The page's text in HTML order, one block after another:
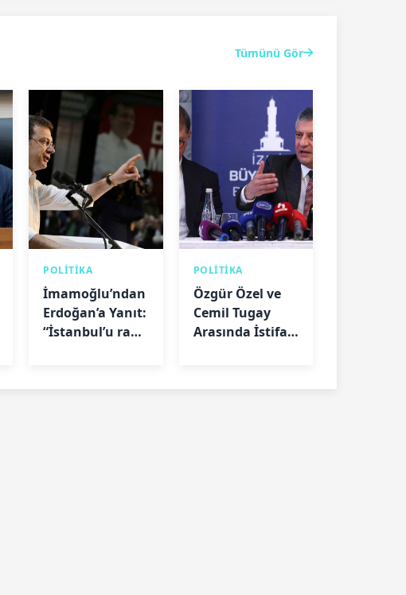
Tümünü Gör
POLİTİKA
İmamoğlu’ndan
Erdoğan’a Yanıt:
“İstanbul’u rant
POLİTİKA
Özgür Özel ve
Cemil Tugay
Arasında İstifa